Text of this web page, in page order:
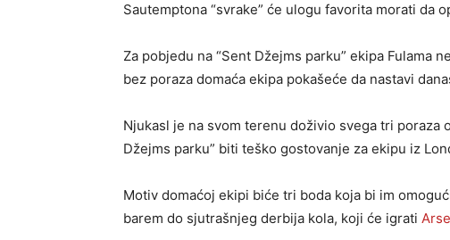
Sautemptona “svrake” će ulogu favorita morati da
Za pobjedu na “Sent Džejms parku” ekipa Fulama
bez poraza domaća ekipa pokašeće da nastavi
Njukasl je na svom terenu doživio svega tri poraza
Džejms parku” biti teško gostovanje za ekipu iz
Motiv domaćoj ekipi biće tri boda koja bi im
barem do sjutrašnjeg derbija kola, koji će igrati